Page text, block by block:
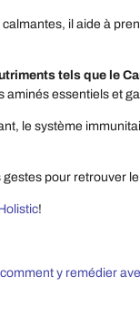
il aide à
tels que le
essentiels et
le système
pour retrouver
!
y remédier